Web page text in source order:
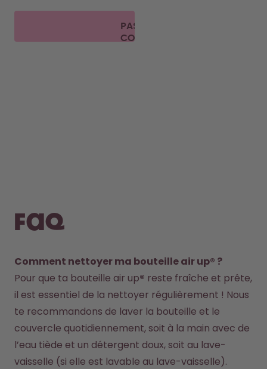
PASSE
COMMANDE
FAQ
Comment nettoyer ma bouteille air up® ?
Pour que ta bouteille air up® reste fraîche et prête,
il est essentiel de la nettoyer régulièrement ! Nous
te recommandons de laver la bouteille et le
couvercle quotidiennement, soit à la main avec de
l’eau tiède et un détergent doux, soit au lave-
vaisselle (si elle est lavable au lave-vaisselle).